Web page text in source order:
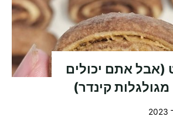
(אבל אתם יכולים
קינדר)